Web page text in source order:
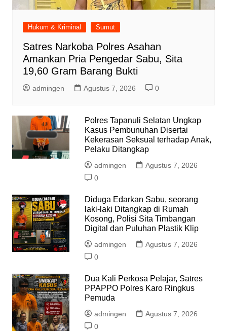
Hukum & Kriminal Sumut
Satres Narkoba Polres Asahan
Amankan Pria Pengedar Sabu, Sita
19,60 Gram Barang Bukti
admingen Agustus 7, 2026 0
Polres Tapanuli Selatan Ungkap
Kasus Pembunuhan Disertai
Kekerasan Seksual terhadap Anak,
Pelaku Ditangkap
admingen
Agustus 7, 2026
0
Diduga Edarkan Sabu, seorang
laki-laki Ditangkap di Rumah
Kosong, Polisi Sita Timbangan
Digital dan Puluhan Plastik Klip
admingen
Agustus 7, 2026
0
Dua Kali Perkosa Pelajar, Satres
PPAPPO Polres Karo Ringkus
Pemuda
admingen
Agustus 7, 2026
0